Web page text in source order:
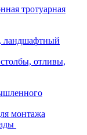
тротуарная
ландшафтный
отливы,
монтажа